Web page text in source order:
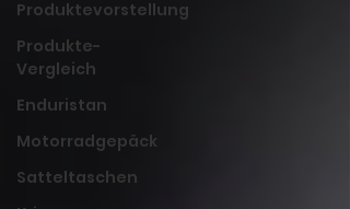
Produktevorstellung
Produkte-
Vergleich
Enduristan
Motorradgepäck
Satteltaschen